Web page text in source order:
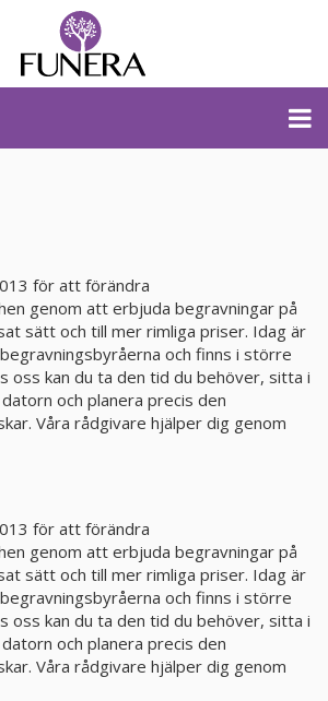
för att förändra
genom att erbjuda begravningar på
sätt och till mer rimliga priser. Idag är
och finns i större
oss kan du ta den tid du behöver, sitta i
och planera precis den
Våra rådgivare hjälper dig genom
för att förändra
genom att erbjuda begravningar på
sätt och till mer rimliga priser. Idag är
och finns i större
oss kan du ta den tid du behöver, sitta i
och planera precis den
Våra rådgivare hjälper dig genom